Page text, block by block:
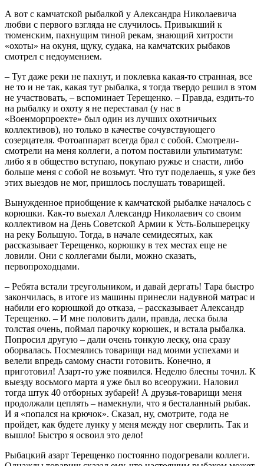
А вот с камчатской рыбалкой у Александра Николаевича
любви с первого взгляда не случилось. Привыкший к
тюменским, пахнущим тиной рекам, знающий хитрости
«охоты» на окуня, щуку, судака, на камчатских рыбаков
смотрел с недоумением.
– Тут даже реки не пахнут, и поклевка какая-то странная, все
не то и не так, какая тут рыбалка, я тогда твердо решил в этом
не участвовать, – вспоминает Терещенко. – Правда, ездить-то
на рыбалку и охоту я не переставал (у нас в
«Военморпроекте» был один из лучших охотничьих
коллективов), но только в качестве сочувствующего
созерцателя. Фотоаппарат всегда брал с собой. Смотрели-
смотрели на меня коллеги, а потом поставили ультиматум:
либо я в общество вступаю, покупаю ружье и снасти, либо
больше меня с собой не возьмут. Что тут поделаешь, я уже без
этих выездов не мог, пришлось послушать товарищей.
Вынужденное приобщение к камчатской рыбалке началось с
корюшки. Как-то выехал Александр Николаевич со своим
коллективом на День Советской Армии к Усть-Большерецку
на реку Большую. Тогда, в начале семидесятых, как
рассказывает Терещенко, корюшку в тех местах еще не
ловили. Они с коллегами были, можно сказать,
первопроходцами.
– Ребята встали треугольником, и давай дергать! Тара быстро
закончилась, в итоге из машины принесли надувной матрас и
набили его корюшкой до отказа, – рассказывает Александр
Терещенко. – И мне половить дали, правда, леска была
толстая очень, поймал парочку корюшек, и встала рыбалка.
Попросил другую – дали очень тонкую леску, она сразу
оборвалась. Посмеялись товарищи над моими успехами и
велели впредь самому снасти готовить. Конечно, я
приготовил! Азарт-то уже появился. Неделю блесны точил. К
выезду восьмого марта я уже был во всеоружии. Наловил
тогда штук 40 отборных зубарей! А друзья-товарищи меня
продолжали цеплять – намекнули, что я бесталанный рыбак.
И я «попался на крючок». Сказал, ну, смотрите, года не
пройдет, как будете лунку у меня между ног сверлить. Так и
вышло! Быстро я освоил это дело!
Рыбацкий азарт Терещенко постоянно подогревали коллеги.